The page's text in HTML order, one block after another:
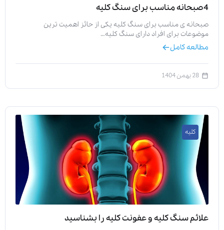
4صبحانه مناسب برای سنگ کلیه
صبحانه ی مناسب برای سنگ کلیه یکی از حائز اهمیت ترین
موضوعات برای افراد دارای سنگ کلیه…
مطالعه کامل
28 بهمن 1404
کلیه
علائم سنگ کلیه و عفونت کلیه را بشناسید